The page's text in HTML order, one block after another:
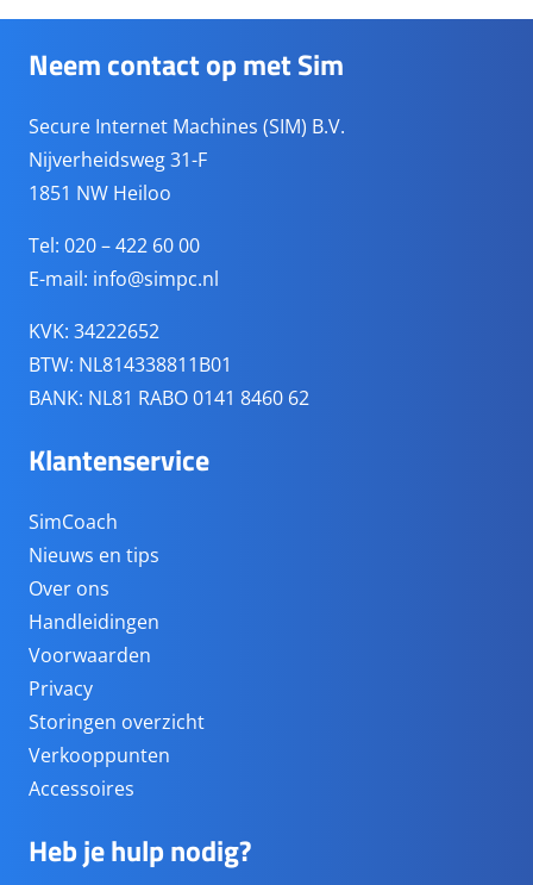
Neem contact op met Sim
Secure Internet Machines (SIM) B.V.
Nijverheidsweg 31-F
1851 NW Heiloo
Tel: 020 – 422 60 00
E-mail: info@simpc.nl
KVK: 34222652
BTW: NL814338811B01
BANK: NL81 RABO 0141 8460 62
Klantenservice
SimCoach
Nieuws en tips
Over ons
Handleidingen
Voorwaarden
Privacy
Storingen overzicht
Verkooppunten
Accessoires
Heb je hulp nodig?